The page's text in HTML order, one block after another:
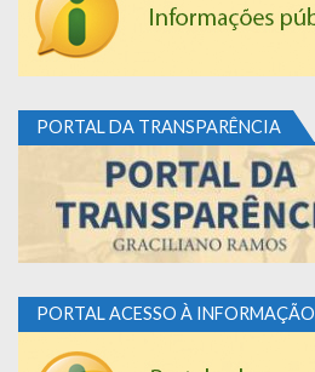
PORTAL DA TRANSPARÊNCIA
PORTAL ACESSO À INFORMAÇÃO